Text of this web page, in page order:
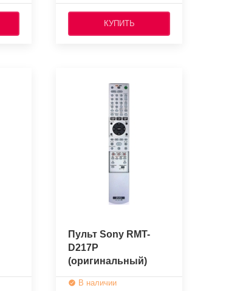
КУПИТЬ
Пульт Sony RMT-
D217P
(оригинальный)
В наличии